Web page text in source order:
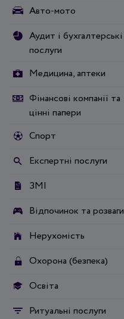
Авто-мото
Аудит і бухгалтерські
послуги
Медицина, аптеки
Фінансові компанії та
цінні папери
Спорт
Експертні послуги
ЗМІ
Відпочинок та розваги
Нерухомість
Охорона (безпека)
Освіта
Ритуальні послуги